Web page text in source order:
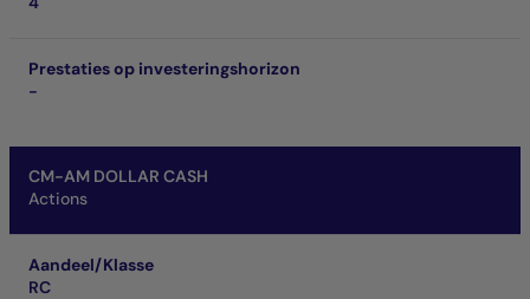
Prestaties op investeringshorizon
-
CM-AM DOLLAR CASH
Actions
Aandeel/Klasse
RC